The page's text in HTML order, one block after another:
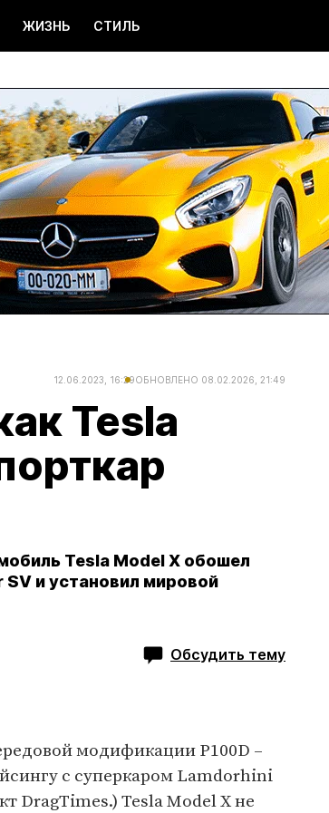
ЖИЗНЬ СТИЛЬ
12.06.2023, 16:29ОБНОВЛЕНО 08.02.2026, 21:49
Tesla
Tesla Model X обошел
и установил мировой
Обсудить тему
модификации P100D –
с суперкаром Lamdorhini
DragTimes.) Tesla Model X не